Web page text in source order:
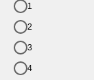
1
2
3
4